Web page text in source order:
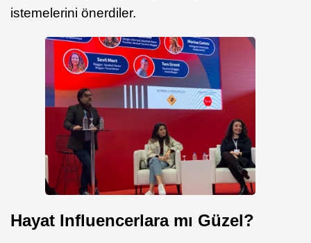
istemelerini önerdiler.
Hayat Influencerlara mı Güzel?